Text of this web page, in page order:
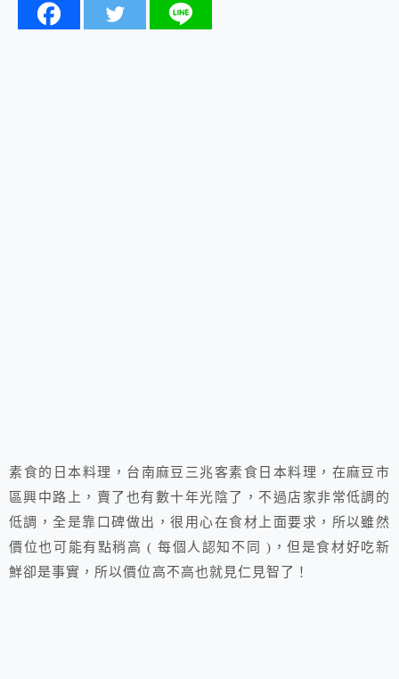
素食的日本料理，台南麻豆三兆客素食日本料理，在麻豆市
區興中路上，賣了也有數十年光陰了，不過店家非常低調的
低調，全是靠口碑做出，很用心在食材上面要求，所以雖然
價位也可能有點稍高 ( 每個人認知不同 )，但是食材好吃新
鮮卻是事實，所以價位高不高也就見仁見智了！